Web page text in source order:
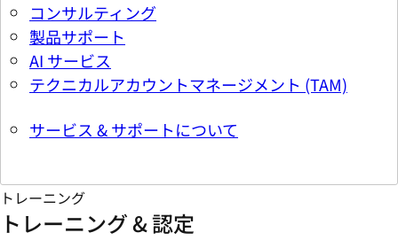
コンサルティング
製品サポート
AI サービス
テクニカルアカウントマネージメント (TAM)
サービス & サポートについて
トレーニング
トレーニング & 認定